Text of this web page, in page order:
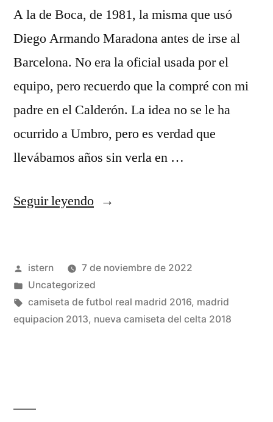
A la de Boca, de 1981, la misma que usó
Diego Armando Maradona antes de irse al
Barcelona. No era la oficial usada por el
equipo, pero recuerdo que la compré con mi
padre en el Calderón. La idea no se le ha
ocurrido a Umbro, pero es verdad que
llevábamos años sin verla en …
Seguir leyendo«equipaciones
Publicado
por
istern
7 de noviembre de 2022
Publicado
en
Uncategorized
Etiquetas:
camiseta de futbol real madrid 2016, madrid
equipacion 2013, nueva camiseta del celta 2018